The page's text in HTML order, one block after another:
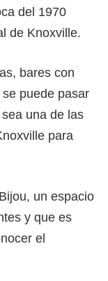
del 1970
de Knoxville.
bares con
puede pasar
una de las
para
un espacio
y que es
el